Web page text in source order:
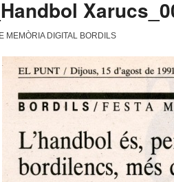
MEMÒRIA DIGITAL BORDILS